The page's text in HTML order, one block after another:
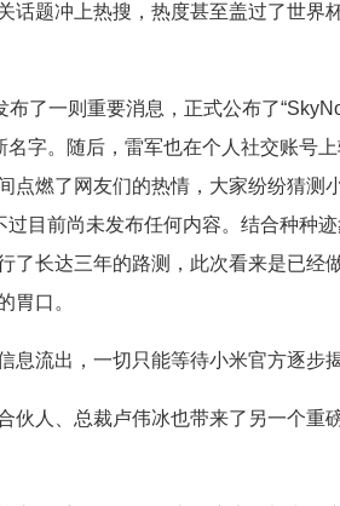
话题冲上热搜，热度甚至盖过了世界
了一则重要消息，正式公布了
字。随后，雷军也在个人社交账号
燃了网友们的热情，大家纷纷猜测
目前尚未发布任何内容。结合种种
了长达三年的路测，此次看来是已经
胃口。
流出，一切只能等待小米官方逐步揭
伙人、总裁卢伟冰也带来了另一个重